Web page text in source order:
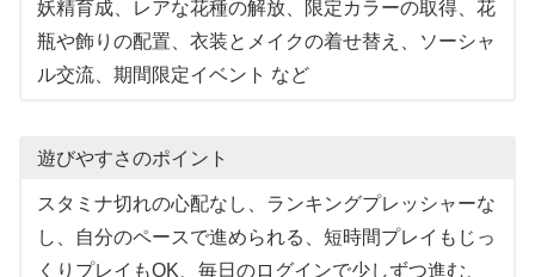
妖精育成、レアな花種の解放、限定カラーの取得、花
瓶や飾りの配置、衣装とメイクの着せ替え、ソーシャ
ル交流、期間限定イベント など
遊びやすさのポイント
スタミナ切れの心配なし、ランキングプレッシャーな
し、自分のペースで進められる、短時間プレイもじっ
くりプレイもOK、毎日のログインで少しずつ進む、